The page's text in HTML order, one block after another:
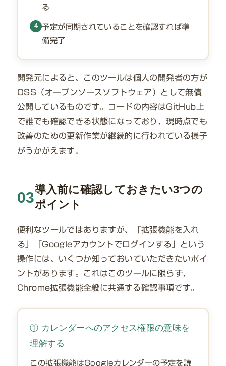
る
4 予定が同期されていることを確認すれば準
備完了
開発元によると、このツールは個人の開発者の方が
OSS（オープンソースソフトウェア）として無償
公開しているものです。コードの内容はGitHub上
で誰でも確認できる状態になっており、現時点でも
改善のための更新作業が継続的に行われている様子
がうかがえます。
03導入前に確認しておきたい3つの
ポイント
便利なツールではありますが、「拡張機能を入れ
る」「Googleアカウントでログインする」という
操作には、いくつか知っておいていただきたいポイ
ントがあります。これはこのツールに限らず、
Chrome拡張機能全般に共通する確認事項です。
① カレンダーへのアクセス権限の意味を
理解する
この拡張機能はGoogleカレンダーの予定を読